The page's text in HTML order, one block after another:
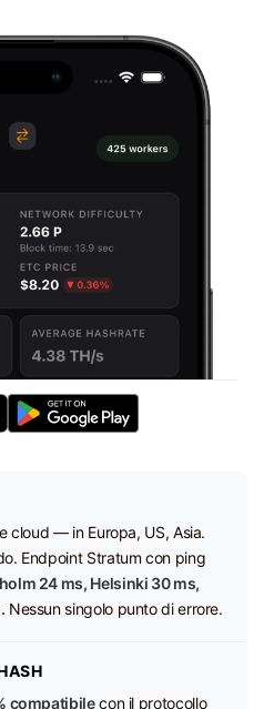
cloud — in Europa, US, Asia.
Endpoint Stratum con ping
24 ms, Helsinki 30 ms,
Nessun singolo punto di errore.
compatibilecon il protocollo